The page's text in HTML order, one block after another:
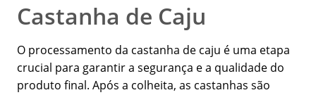
Castanha de Caju
O processamento da castanha de caju é uma etapa
crucial para garantir a segurança e a qualidade do
produto final. Após a colheita, as castanhas são